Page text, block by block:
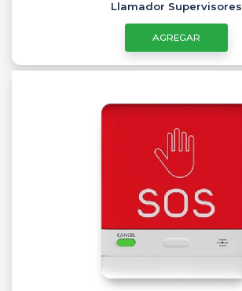
Llamador Supervisores
AGREGAR